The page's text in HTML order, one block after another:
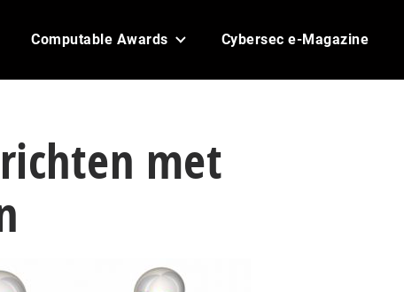
Computable Awards Cybersec e-Magazine
met